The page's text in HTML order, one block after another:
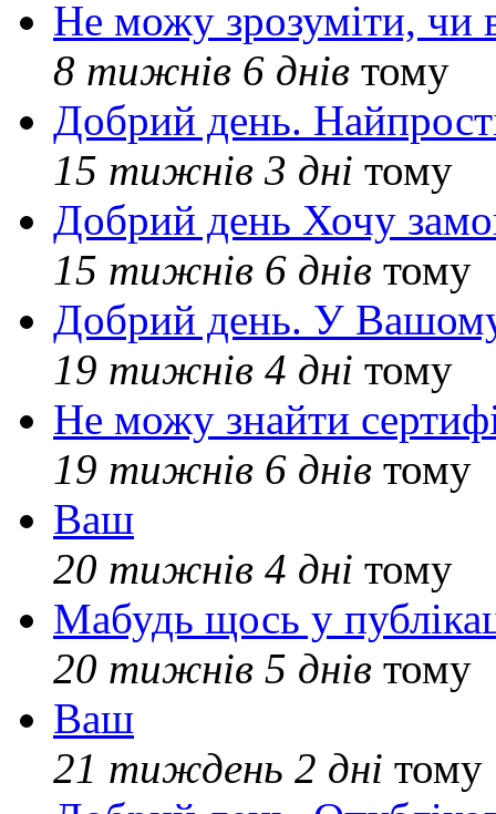
Не можу зрозуміти, чи
8 тижнів 6 днів тому
Добрий день.
15 тижнів 3 дні тому
Добрий день Хочу
15 тижнів 6 днів тому
Добрий день. У Вашому
19 тижнів 4 дні тому
Не можу знайти
19 тижнів 6 днів тому
Ваш
20 тижнів 4 дні тому
Мабудь щось у
20 тижнів 5 днів тому
Ваш
21 тиждень 2 дні тому